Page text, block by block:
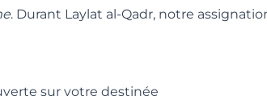
. Durant Laylat al-Qadr, notre
sur votre destinée